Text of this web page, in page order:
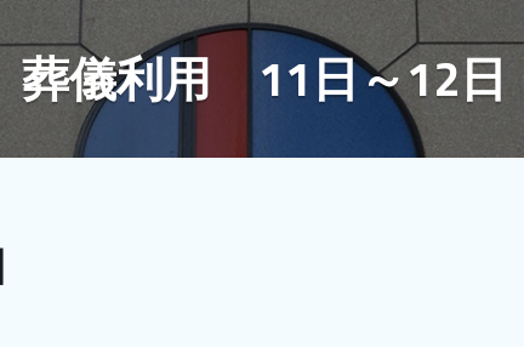
葬儀利用 11日～12日